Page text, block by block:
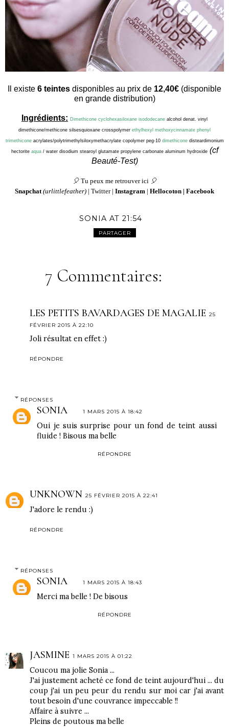
Il existe 6 teintes disponibles au prix de 12,40€ (disponible
en grande distribution)
Ingrédients: Dimethicone cyclohexasiloxane isododecane alcohol denat. vinyl
dimethicone/methicone silsesquioxane crosspolymer ethylhexyl methoxycinnamate phenyl
trimethicone acrylates/polytrimethylsiloxymethacrylate copolymer peg-10 dimethicone disteardimonium
hectorite aqua / water disodium stearoyl glutamate propylene carbonate aluminum hydroxide(cf
Beauté-Test)
🎈 Tu peux me retrouver ici 🎈
Snapchat (urlittlefeather) | Twitter| Instagram | Hellocoton | Facebook
SONIA AT21:54
PARTAGER
7 Commentaires:
LES PETITS BAVARDAGES DE MAGALIE 25
FÉVRIER 2015 À 22:10
Joli résultat en effet :)
RÉPONDRE
RÉPONSES
SONIA 1 MARS 2015 À 18:42
Oui je suis surprise pour un fond de teint aussi
fluide ! Bisous ma belle
RÉPONDRE
UNKNOWN 25 FÉVRIER 2015 À 22:41
J'adore le rendu :)
RÉPONDRE
RÉPONSES
SONIA 1 MARS 2015 À 18:43
Merci ma belle ! De bisous
RÉPONDRE
JASMINE 1 MARS 2015 À 01:22
Coucou ma jolie Sonia ...
J'ai justement acheté ce fond de teint aujourd'hui ... du
coup j'ai un peu peur du rendu sur moi car j'ai avant
tout besoin d'une couvrance impeccable !!
Affaire à suivre ...
Pleins de poutous ma belle